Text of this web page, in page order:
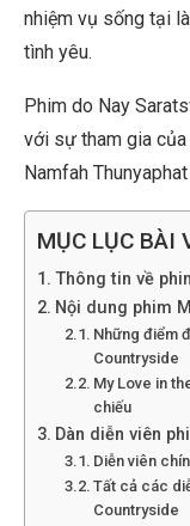
nhiệm vụ sống tại
tình yêu.
Phim do Nay
với sự tham gia
Namfah
MỤC LỤC BÀI
Thông tin về
Nội dung phim
Những điểm
Countryside
My Love in
chiếu
Dàn diễn viên
Diễn viên
Tất cả các
Countryside